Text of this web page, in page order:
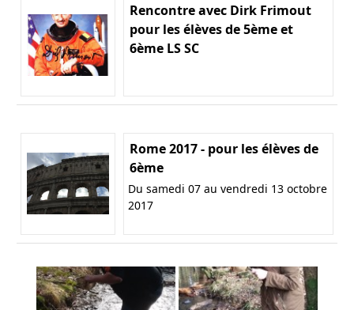
Rencontre avec Dirk Frimout
pour les élèves de 5ème et
6ème LS SC
Rome 2017 - pour les élèves de
6ème
Du samedi 07 au vendredi 13 octobre
2017